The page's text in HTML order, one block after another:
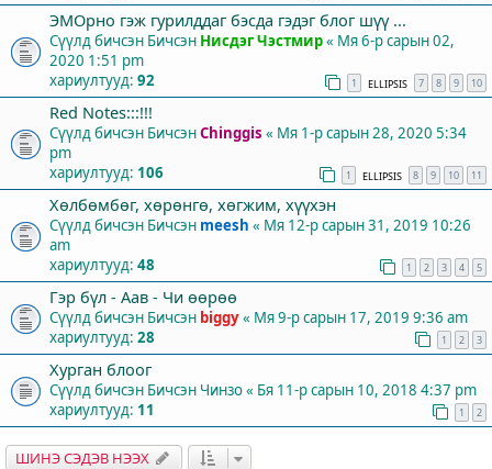
ЭМОрно гэж гурилддаг бэсда гэдэг блог шүү ...
Сүүлд бичсэн Бичсэн Нисдэг Чэстмир« Мя 6-р сарын 02,
2020 1:51 pm
хариултууд: 92 1 ELLIPSIS 7 8 9 10
Red Notes:::!!!
Сүүлд бичсэн БичсэнChinggis « Мя 1-р сарын 28, 2020 5:34
pm
хариултууд: 106 1 ELLIPSIS 8 9 10 11
Хөлбөмбөг, хөрөнгө, хөгжим, хүүхэн
Сүүлд бичсэн Бичсэн meesh « Мя 12-р сарын 31, 2019 10:26
am
хариултууд: 48 1 2 3 4 5
Гэр бүл - Аав - Чи өөрөө
Сүүлд бичсэн Бичсэн biggy« Мя 9-р сарын 17, 2019 9:36 am
хариултууд: 28 1 2 3
Хурган блоог
Сүүлд бичсэн Бичсэн Чинзо« Бя 11-р сарын 10, 2018 4:37 pm
хариултууд: 11 1 2
ШИНЭ СЭДЭВ НЭЭХ